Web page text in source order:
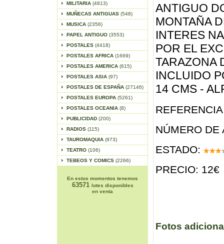
MILITARIA (4813)
MUÑECAS ANTIGUAS (548)
MUSICA (2356)
PAPEL ANTIGUO (3553)
POSTALES (4418)
POSTALES AFRICA (1669)
POSTALES AMERICA (615)
POSTALES ASIA (97)
POSTALES DE ESPAÑA (27146)
POSTALES EUROPA (5261)
POSTALES OCEANIA (8)
PUBLICIDAD (200)
RADIOS (115)
TAUROMAQUIA (973)
TEATRO (106)
TEBEOS Y COMICS (2266)
En estos momentos tenemos
63571 lotes disponibles
en venta
ANTIGUO
MONTAÑA
INTERES
POR EL
TARAZONA
INCLUIDO
14 CMS -
NÚMERO DE
ESTADO:
PRECIO: 12€
Fotos